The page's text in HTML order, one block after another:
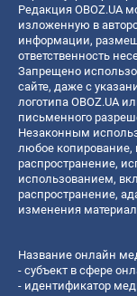
Редакция OBOZ.UA
изложенную в
информации,
ответственность
Запрещено
сайте, даже с
логотипа OBOZ.UA
письменного
Незаконным
любое копирование,
распространение,
использованием,
распространение,
изменения
Название онлайн
- субъект в сфере
- идентификатор